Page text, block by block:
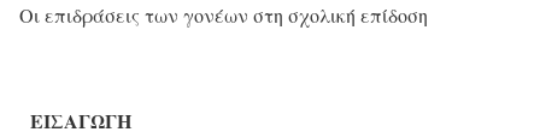
Οι επιδράσεις των γονέων στη σχολική επίδοση
ΕΙΣΑΓΩΓΗ